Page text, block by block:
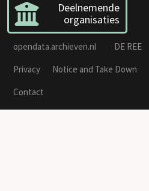
Deelnemende
organisaties
opendata.archieven.nl DE REE
Privacy
Notice and Take Down
Contact